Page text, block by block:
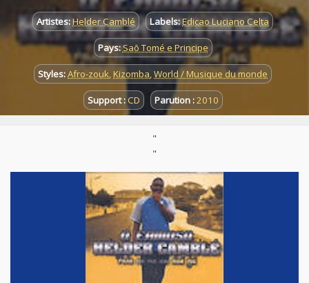
Artistes:Helder Camblé Labels:Edicao Luciano Celta
Pays:Saõ Tomé e Principe
Styles:Afro-zouk, Kizomba,World / Musique du monde
Support :CD Parution :2010
"
"